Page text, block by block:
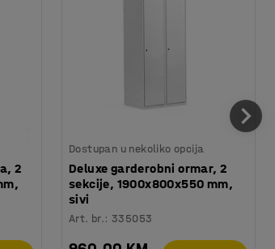
2
Dostupan u nekoliko opcija
Deluxe garderobni ormar, 2
sekcije, 1900x800x550 mm,
sivi
Art. br.:335053